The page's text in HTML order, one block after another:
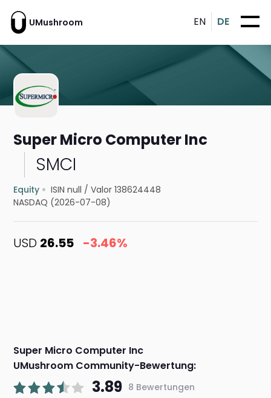
UMushroom EN DE
Super Micro Computer Inc
SMCI
Equity ISIN null /Valor 138624448
NASDAQ (2026-07-08)
USD 26.55 -3.46%
Super Micro Computer Inc
UMushroom Community-Bewertung:
3.89 8 Bewertungen